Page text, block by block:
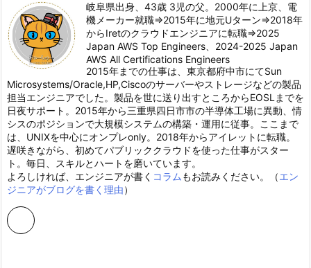
岐阜県出身、43歳 3児の父。2000年に上京、電
機メーカー就職⇒2015年に地元Uターン⇒2018年
からIretのクラウドエンジニアに転職⇒2025
Japan AWS Top Engineers、2024-2025 Japan
AWS All Certifications Engineers
2015年までの仕事は、東京都府中市にてSun
Microsystems/Oracle,HP,Ciscoのサーバーやストレージなどの製品
担当エンジニアでした。製品を世に送り出すところからEOSLまでを
日夜サポート。2015年から三重県四日市市の半導体工場に異動、情
シスのポジションで大規模システムの構築・運用に従事。ここまで
は、UNIXを中心にオンプレonly。2018年からアイレットに転職。
遅咲きながら、初めてパブリッククラウドを使った仕事がスター
ト。毎日、スキルとハートを磨いています。
よろしければ、エンジニアが書く コラム もお読みください。（エン
ジニアがブログを書く理由）